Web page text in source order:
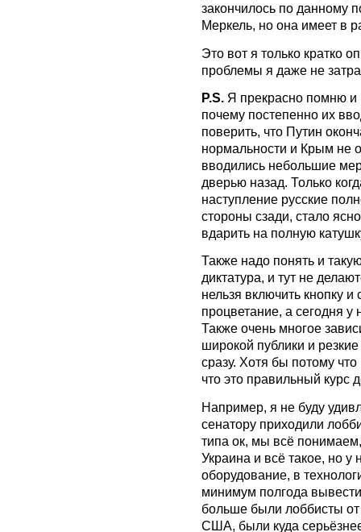
закончилось по данному
Меркель, но она имеет в
Это вот я только кратко
проблемы я даже не
P.S. Я прекрасно помню и
почему постепенно их
поверить, что Путин
нормальности и Крым не
вводились небольшие
дверью назад. Только
наступление русские
стороны сзади, стало
вдарить на полную
Также надо понять и
диктатура, и тут не
нельзя включить кнопку
процветание, а сегодня
Также очень многое
широкой публики и
сразу. Хотя бы потому
что это правильный курс
Например, я не буду
сенатору приходили
типа ок, мы всё
Украина и всё такое, но
оборудование, в
минимум полгода
больше были лоббисты
США, были куда